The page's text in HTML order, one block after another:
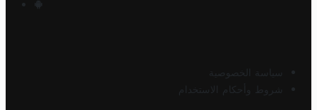
سياسة الخصوصية
شروط وأحكام الاستخدام